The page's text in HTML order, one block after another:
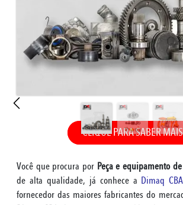
Você que procura por Peça e equipamento
de alta qualidade, já conhece a Dimaq CBA
fornecedor das maiores fabricantes do
CLIQUE PARA SABER MAIS